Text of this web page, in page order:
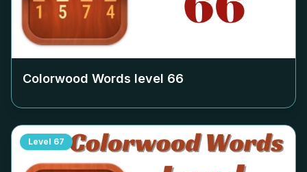
Colorwood Words level 66
Level 67